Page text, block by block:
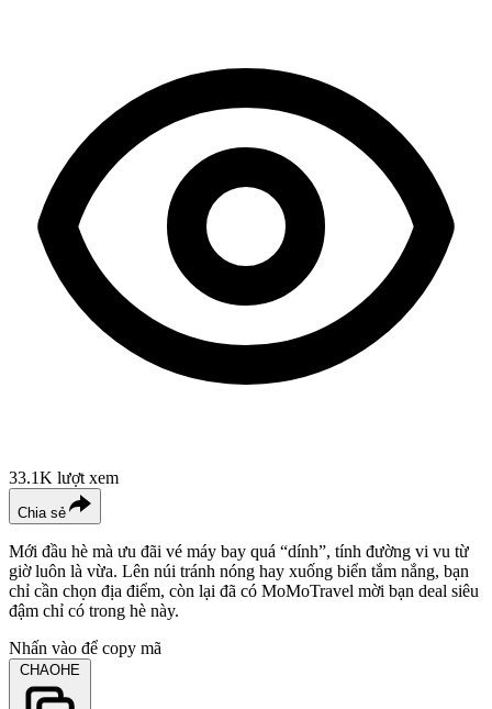
33.1K lượt xem
Chia sẻ
Mới đầu hè mà ưu đãi vé máy bay quá “dính”, tính đường vi vu từ
giờ luôn là vừa. Lên núi tránh nóng hay xuống biển tắm nắng, bạn
chỉ cần chọn địa điểm, còn lại đã có MoMoTravel mời bạn deal siêu
đậm chỉ có trong hè này.
Nhấn vào để copy mã
CHAOHE